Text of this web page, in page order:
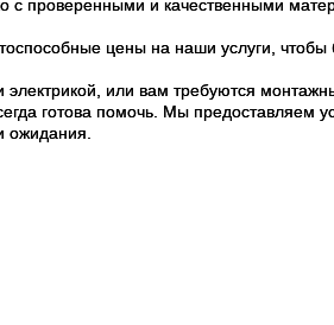
проверенными и качественными
цены на наши услуги, чтобы
электрикой, или вам требуются
готова помочь. Мы предоставляем
ожидания.